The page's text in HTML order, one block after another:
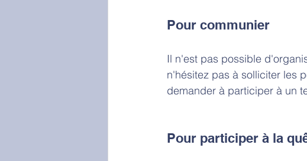
Pour communier
Il n'est pas possible
n'hésitez pas à solliciter les
demander à participer à un
Pour participer à la